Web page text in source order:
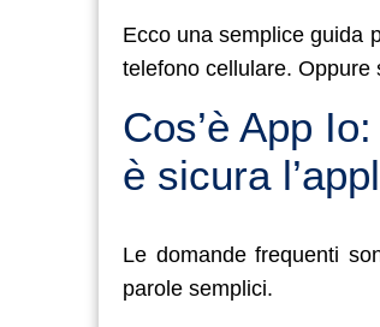
Ecco una semplice guida
telefono cellulare. Oppure
Cos’è App
è sicura
Le domande frequenti
parole semplici.